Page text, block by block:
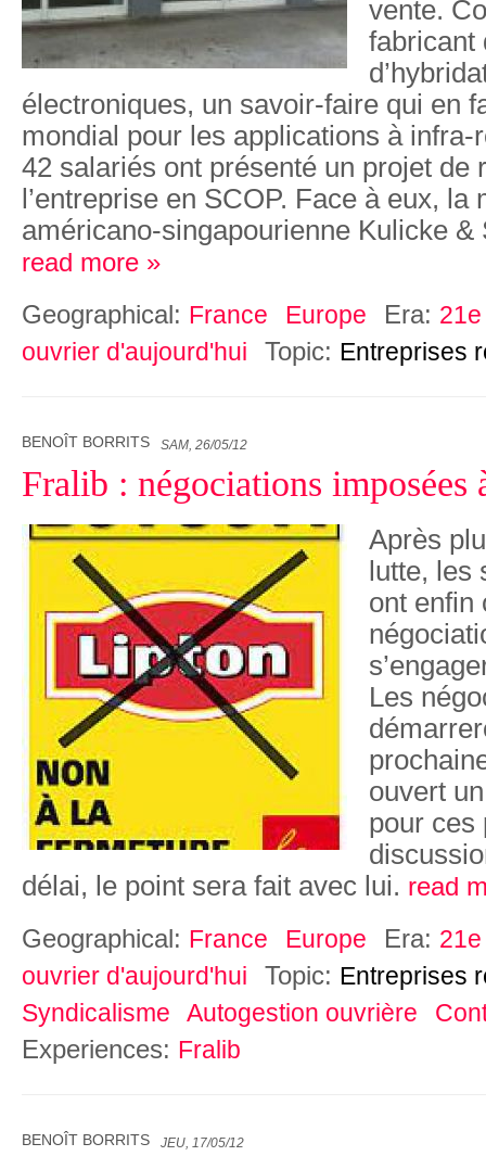
vente.
fabricant
électroniques, un savoir-faire qui en
mondial pour les applications à infra-
42 salariés ont présenté un projet de
l’entreprise en SCOP. Face à eux, la
américano-singapourienne Kulicke &
read more »
Geographical: France Europe Era:
ouvrier d'aujourd'hui
Topic: Entreprises
BENOÎT BORRITS SAM, 26/05/12
Fralib : négociations imposées
Après
lutte, les
ont enfin
Les
ouvert
pour ces
délai, le point sera fait avec lui. read
Geographical: France Europe Era:
ouvrier d'aujourd'hui
Topic: Entreprises
Syndicalisme
Autogestion ouvrière
Experiences: Fralib
BENOÎT BORRITS JEU, 17/05/12